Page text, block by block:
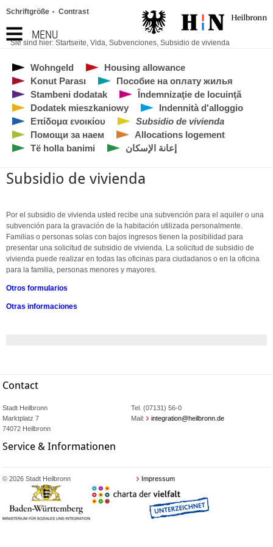
MENU
Schriftgröße Contrast
Sie sind hier: Startseite, Vida, Subvenciones, Subsidio de vivienda
Wohngeld
Housing allowance
Konut Parası
Пособие на оплату жилья
Stambeni dodatak
Îndemnizaţie de locuinţă
Dodatek mieszkaniowy
Indennità d'alloggio
Επίδομα ενοικίου
Subsidio de vivienda
Помощи за наем
Allocations logement
Të holla banimi
إعانة الإسكان
Subsidio de vivienda
Por el subsidio de vivienda usted recibe una subvención para el aquiler o una
subvención para la gravación de la habitación utilizada personalmente.
Familias o personas solas con bajos ingresos tienen la posibilidad para
presentar una solicitud de subsidio de vivienda. La solicitud de subsidio de
vivienda puede realizar en todas las oficinas para ciudadanos o en la oficina
para la familia, personas menores y mayores.
Otros formularios
Otras informaciones
Contact
Stadt Heilbronn
Marktplatz 7
74072 Heilbronn
Tel. (07131) 56-0
Mail:
integration@heilbronn.de
Service & Informationen
© 2026 Stadt Heilbronn Impressum